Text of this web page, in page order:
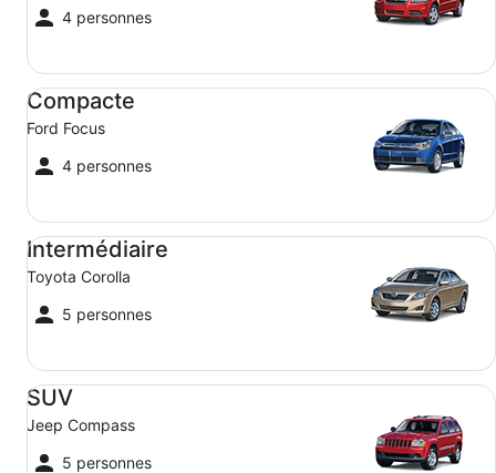
4 personnes
Compacte
Ford Focus
4 personnes
Compacte Ford Focus
Intermédiaire
Toyota Corolla
5 personnes
Intermédiaire Toyota Corolla
SUV
Jeep Compass
5 personnes
SUV Jeep Compass